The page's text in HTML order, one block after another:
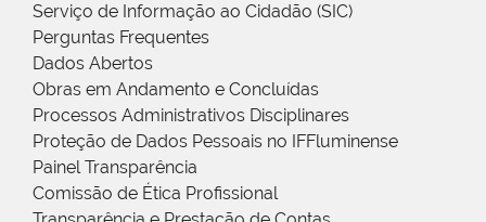
Serviço de Informação ao Cidadão (SIC)
Perguntas Frequentes
Dados Abertos
Obras em Andamento e Concluídas
Processos Administrativos Disciplinares
Proteção de Dados Pessoais no IFFluminense
Painel Transparência
Comissão de Ética Profissional